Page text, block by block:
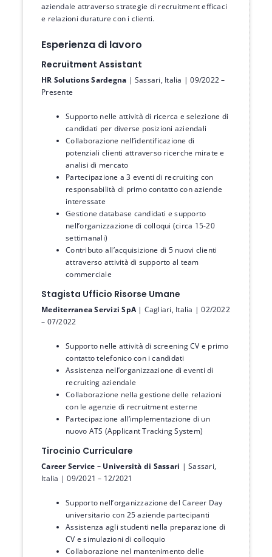
aziendale attraverso strategie di recruitment efficaci
e relazioni durature con i clienti.
Esperienza di lavoro
Recruitment Assistant
HR Solutions Sardegna | Sassari, Italia | 09/2022 –
Presente
Supporto nelle attività di ricerca e selezione di
candidati per diverse posizioni aziendali
Collaborazione nell’identificazione di
potenziali clienti attraverso ricerche mirate e
analisi di mercato
Partecipazione a 3 eventi di recruiting con
responsabilità di primo contatto con aziende
interessate
Gestione database candidati e supporto
nell’organizzazione di colloqui (circa 15-20
settimanali)
Contributo all’acquisizione di 5 nuovi clienti
attraverso attività di supporto al team
commerciale
Stagista Ufficio Risorse Umane
Mediterranea Servizi SpA| Cagliari, Italia | 02/2022
– 07/2022
Supporto nelle attività di screening CV e primo
contatto telefonico con i candidati
Assistenza nell’organizzazione di eventi di
recruiting aziendale
Collaborazione nella gestione delle relazioni
con le agenzie di recruitment esterne
Partecipazione all’implementazione di un
nuovo ATS (Applicant Tracking System)
Tirocinio Curriculare
Career Service – Università di Sassari | Sassari,
Italia | 09/2021 – 12/2021
Supporto nell’organizzazione del Career Day
universitario con 25 aziende partecipanti
Assistenza agli studenti nella preparazione di
CV e simulazioni di colloquio
Collaborazione nel mantenimento delle